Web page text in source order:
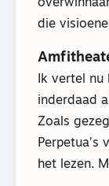
die
Ik vertel
inderdaad
Zoals
het lezen.